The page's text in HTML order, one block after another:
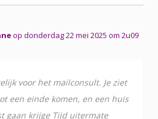
op donderdag 22 mei 2025 om 2u09
voor het mailconsult. Je ziet
een einde komen, en een huis
gaan krijge Tijd uitermate